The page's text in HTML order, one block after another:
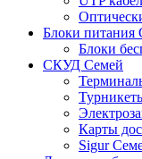
Блоки питания
Блоки
СКУД Семей
Карты
Sigur